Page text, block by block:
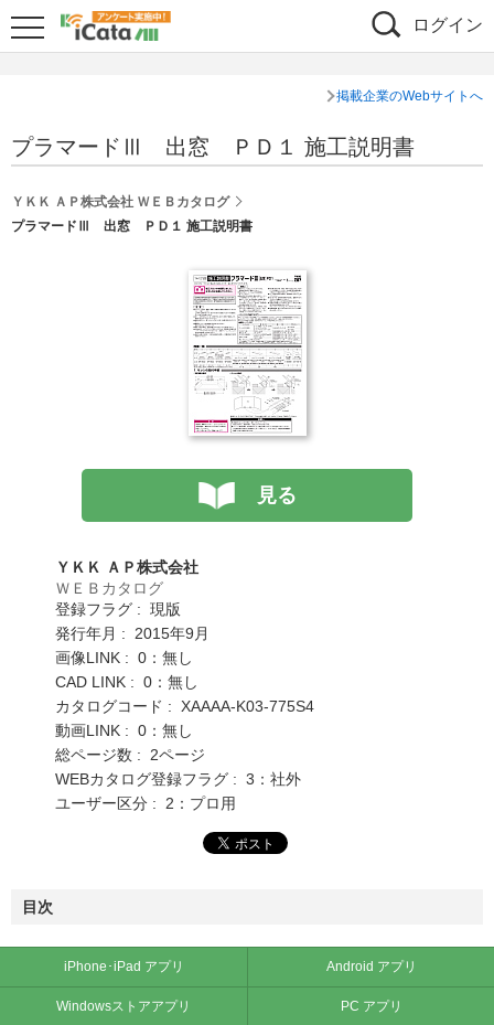
ログイン
掲載企業のWebサイトへ
プラマードⅢ 出窓 ＰＤ１ 施工説明書
ＹＫＫ ＡＰ株式会社 ＷＥＢカタログ
プラマードⅢ 出窓 ＰＤ１ 施工説明書
見る
ＹＫＫ ＡＰ株式会社
ＷＥＢカタログ
登録フラグ : 現版
発行年月 : 2015年9月
画像LINK : 0：無し
CAD LINK : 0：無し
カタログコード : XAAAA-K03-775S4
動画LINK : 0：無し
総ページ数 : 2ページ
WEBカタログ登録フラグ : 3：社外
ユーザー区分 : 2：プロ用
目次
iPhone･iPad アプリ Android アプリ
Windowsストアアプリ PC アプリ